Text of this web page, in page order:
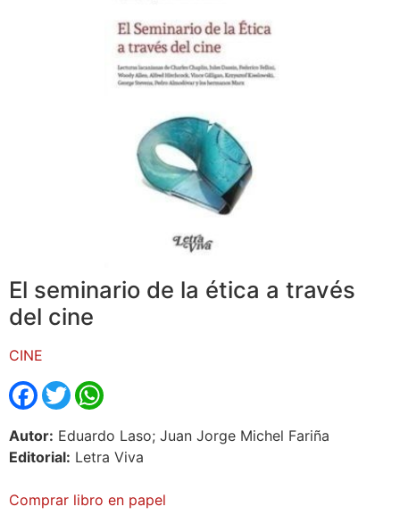
El seminario de la ética a través
del cine
CINE
Facebook
Twitter
Autor: Eduardo Laso; Juan Jorge Michel Fariña
Editorial: Letra Viva
Comprar libro en papel